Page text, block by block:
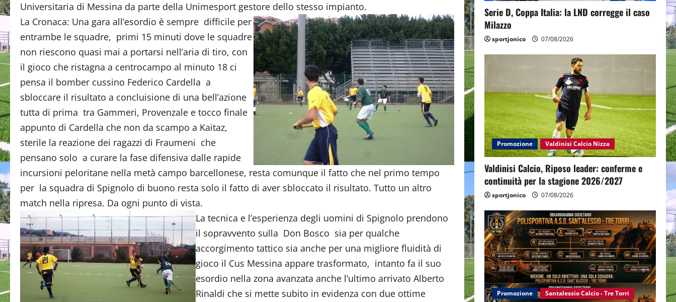
Universitaria di Messina da parte della Unimesport gestore dello stesso impianto.
La Cronaca: Una gara all’esordio è sempre difficile per
entrambe le squadre, primi 15 minuti dove le squadre
non riescono quasi mai a portarsi nell’aria di tiro, con
il gioco che ristagna a centrocampo al minuto 18 ci
pensa il bomber cussino Federico Cardella a
sbloccare il risultato a concluisione di una bell’azione
tutta di prima tra Gammeri, Provenzale e tocco finale
appunto di Cardella che non da scampo a Kaitaz,
sterile la reazione dei ragazzi di Fraumeni che
pensano solo a curare la fase difensiva dalle rapide
incursioni peloritane nella metà campo barcellonese, resta comunque il fatto che nel primo tempo
per la squadra di Spignolo di buono resta solo il fatto di aver sbloccato il risultato. Tutto un altro
match nella ripresa. Da ogni punto di vista.
La tecnica e l’esperienza degli uomini di Spignolo prendono
il sopravvento sulla Don Bosco sia per qualche
accorgimento tattico sia anche per una migliore fluidità di
gioco il Cus Messina appare trasformato, intanto fa il suo
esordio nella zona avanzata anche l’ultimo arrivato Alberto
Rinaldi che si mette subito in evidenza con due ottime
Serie D, Coppa Italia: la LND corregge il caso
Milazzo
sportjonico 07/08/2026
Promozione Valdinisi Calcio Nizza
Valdinisi Calcio, Riposo leader: conferme e
continuità per la stagione 2026/2027
sportjonico 07/08/2026
Promozione Santalessio Calcio - Tre Torri